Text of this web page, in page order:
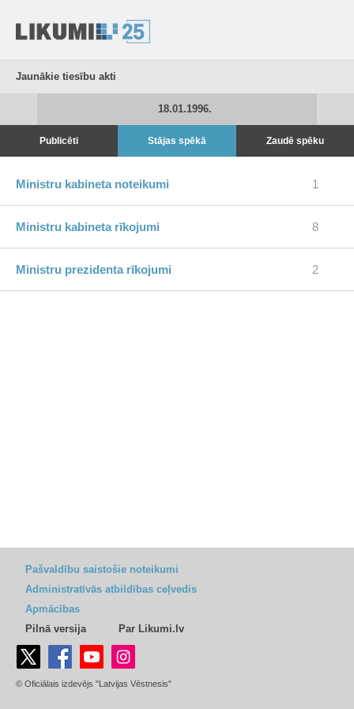
Jaunākie tiesību akti
18.01.1996.
Publicēti Stājas spēkā Zaudē spēku
Ministru kabineta noteikumi 1
Ministru kabineta rīkojumi 8
Ministru prezidenta rīkojumi 2
Pašvaldību saistošie noteikumi
Administratīvās atbildības ceļvedis
Apmācības
Pilnā versija
Par Likumi.lv
© Oficiālais izdevējs "Latvijas Vēstnesis"